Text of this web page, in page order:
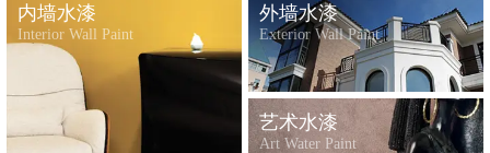
内墙水漆
Interior Wall Paint
外墙水漆
Exterior Wall Paint
艺术水漆
Art Water Paint